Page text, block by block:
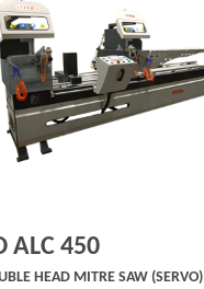
ALC 450
HEAD MITRE SAW (SERVO)